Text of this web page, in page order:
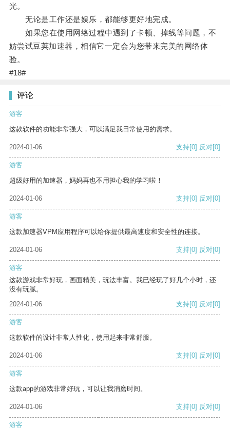
光。
无论是工作还是娱乐，都能够更好地完成。
如果您在使用网络过程中遇到了卡顿、掉线等问题，不
妨尝试豆荚加速器，相信它一定会为您带来完美的网络体
验。
#18#
评论
游客
这款软件的功能非常强大，可以满足我日常使用的需求。
2024-01-06 支持[0] 反对[0]
游客
超级好用的加速器，妈妈再也不用担心我的学习啦！
2024-01-06 支持[0] 反对[0]
游客
这款加速器VPM应用程序可以给你提供最高速度和安全性的连接。
2024-01-06 支持[0] 反对[0]
游客
这款游戏非常好玩，画面精美，玩法丰富。我已经玩了好几个小时，还
没有玩腻。
2024-01-06
支持[0] 反对[0]
游客
这款软件的设计非常人性化，使用起来非常舒服。
2024-01-06 支持[0] 反对[0]
游客
这款app的游戏非常好玩，可以让我消磨时间。
2024-01-06 支持[0] 反对[0]
游客